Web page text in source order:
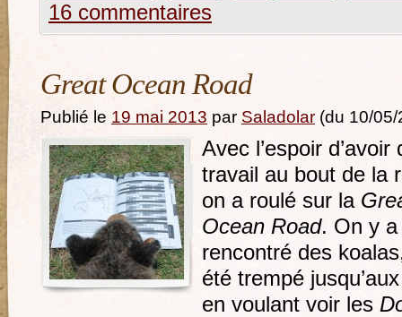
16 commentaires
Great Ocean Road
Publié le 19 mai 2013 par Saladolar (du 10/
Avec l’espoir d’avoir
travail au bout de la
on a roulé sur la
Ocean Road. On y a
rencontré des
été trempé
en voulant voir les